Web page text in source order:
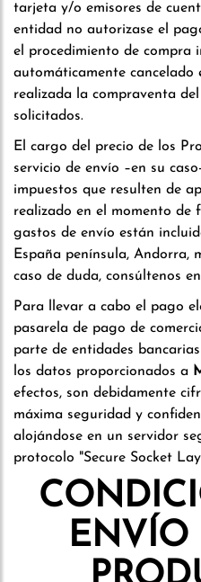
tarjeta y/o emisores de
entidad no autorizase el
el procedimiento de compra
automáticamente cancelado
realizada la compraventa
solicitados.
El cargo del precio de los
servicio de envío –en su
impuestos que resulten de
realizado en el momento de
gastos de envío están
España península, Andorra,
caso de duda, consúltenos
Para llevar a cabo el pago
pasarela de pago de
parte de entidades
los datos proporcionados a
efectos, son debidamente
máxima seguridad y
alojándose en un servidor
protocolo "Secure Socket
ENVÍO